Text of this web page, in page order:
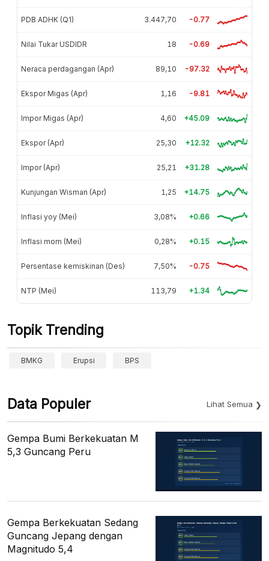
PDB ADHK (Q1) 3.447,70 -0.77
Nilai Tukar USDIDR 18 -0.69
Neraca perdagangan (Apr) 89,10 -97.32
Ekspor Migas (Apr) 1,16 -9.81
Impor Migas (Apr) 4,60 +45.09
Ekspor (Apr) 25,30 +12.32
Impor (Apr) 25,21 +31.28
Kunjungan Wisman (Apr) 1,25 +14.75
Inflasi yoy (Mei) 3,08% +0.66
Inflasi mom (Mei) 0,28% +0.15
Persentase kemiskinan (Des) 7,50% -0.75
NTP (Mei) 113,79 +1.34
Topik Trending
BMKG Erupsi BPS
Data Populer Lihat Semua
Gempa Bumi Berkekuatan M
5,3 Guncang Peru
Gempa Berkekuatan Sedang
Guncang Jepang dengan
Magnitudo 5,4